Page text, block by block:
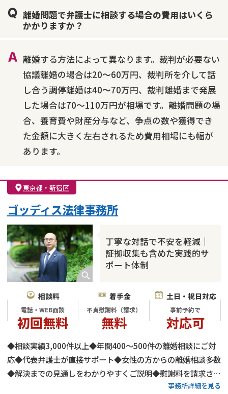
不貞・不倫慰謝料請求
国際離婚
養育費問題
財産分与
離婚問題で弁護士に相談する場合の費用はいくら
かかりますか？
離婚する方法によって異なります。裁判が必要ない
協議離婚の場合は20～60万円、裁判所を介して話
し合う調停離婚は40～70万円、裁判離婚まで発展
した場合は70～110万円が相場です。離婚問題の場
合、養育費や財産分与など、争点の数や獲得でき
た金額に大きく左右されるため費用相場にも幅が
あります。
東京都 ・ 新宿区
丁寧な対話で不安を軽減｜
証拠収集も含めた実践的サ
ポート体制
ゴッディス法律事務所
相談料
電話・WEB面談
初回無料
着手金
不貞慰謝料（請求）
無料
土日・祝日対応
事前予約で
対応可
◆相談実績3,000件以上◆年間400～500件の離婚相談にご対
応◆代表弁護士が直接サポート◆女性の方からの離婚相談多数
◆解決までの見通しをわかりやすくご説明◆慰謝料を請求され
た方のサポートにもご対応◆お子さま連れのご相談もOK◆電
事務所詳細を見る